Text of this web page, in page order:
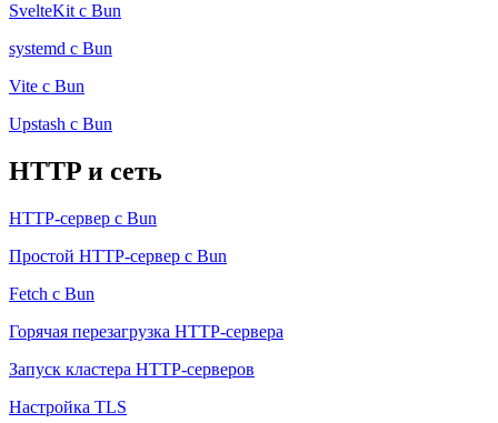
SvelteKit с Bun
systemd с Bun
Vite с Bun
Upstash с Bun
HTTP и сеть
HTTP-сервер с Bun
Простой HTTP-сервер с Bun
Fetch с Bun
Горячая перезагрузка HTTP-сервера
Запуск кластера HTTP-серверов
Настройка TLS